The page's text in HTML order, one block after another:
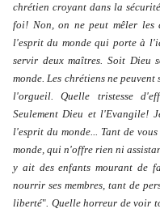
chrétien croyant dans la
foi! Non, on ne peut mêler les
l'esprit du monde qui porte à
servir deux maîtres. Soit Dieu
monde. Les chrétiens ne
l'orgueil. Quelle tristesse
Seulement Dieu et l'Evangile!
l'esprit du monde... Tant de
monde, qui n'offre rien ni
y ait des enfants mourant de
nourrir ses membres, tant de
liberté" . Quelle horreur de voir